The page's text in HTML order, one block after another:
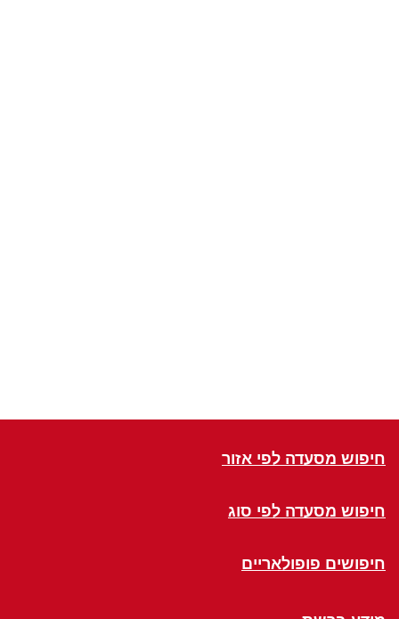
חיפוש מסעדה לפי אזור
חיפוש מסעדה לפי סוג
חיפושים פופולאריים